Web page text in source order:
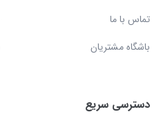
تماس با ما
باشگاه مشتریان
دسترسی سریع